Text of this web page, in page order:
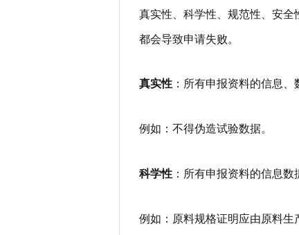
真实性、科学性、规范性、安
都会导致申请失败。
真实性 ：所有申报资料的信息、
例如：不得伪造试验数据。
科学性 ：所有申报资料的信息
例如：原料规格证明应由原料生